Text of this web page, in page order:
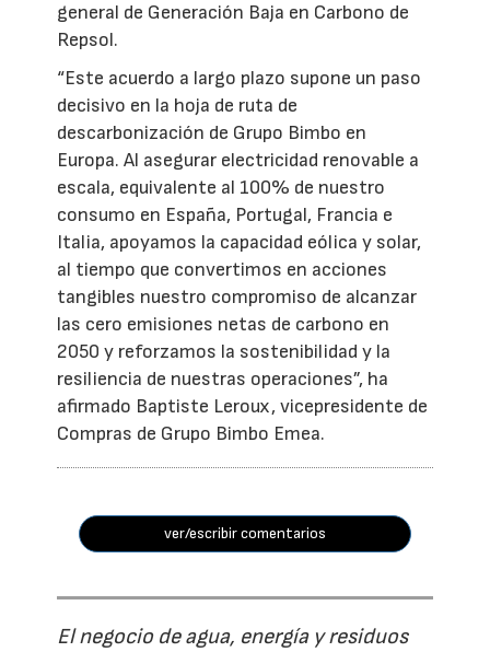
general de Generación Baja en Carbono de
Repsol.
“Este acuerdo a largo plazo supone un paso
decisivo en la hoja de ruta de
descarbonización de Grupo Bimbo en
Europa. Al asegurar electricidad renovable a
escala, equivalente al 100% de nuestro
consumo en España, Portugal, Francia e
Italia, apoyamos la capacidad eólica y solar,
al tiempo que convertimos en acciones
tangibles nuestro compromiso de alcanzar
las cero emisiones netas de carbono en
2050 y reforzamos la sostenibilidad y la
resiliencia de nuestras operaciones”, ha
afirmado Baptiste Leroux, vicepresidente de
Compras de Grupo Bimbo Emea.
ver/escribir comentarios
El negocio de agua, energía y residuos